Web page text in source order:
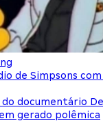
de Simpsons
documentário
gerado polêmica